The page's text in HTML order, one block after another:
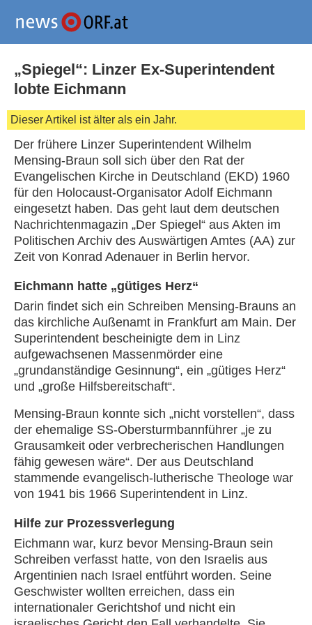
„Spiegel“: Linzer Ex-Superintendent
lobte Eichmann
Dieser Artikel ist älter als ein Jahr.
Der frühere Linzer Superintendent Wilhelm
Mensing-Braun soll sich über den Rat der
Evangelischen Kirche in Deutschland (EKD) 1960
für den Holocaust-Organisator Adolf Eichmann
eingesetzt haben. Das geht laut dem deutschen
Nachrichtenmagazin „Der Spiegel“ aus Akten im
Politischen Archiv des Auswärtigen Amtes (AA) zur
Zeit von Konrad Adenauer in Berlin hervor.
Eichmann hatte „gütiges Herz“
Darin findet sich ein Schreiben Mensing-Brauns an
das kirchliche Außenamt in Frankfurt am Main. Der
Superintendent bescheinigte dem in Linz
aufgewachsenen Massenmörder eine
„grundanständige Gesinnung“, ein „gütiges Herz“
und „große Hilfsbereitschaft“.
Mensing-Braun konnte sich „nicht vorstellen“, dass
der ehemalige SS-Obersturmbannführer „je zu
Grausamkeit oder verbrecherischen Handlungen
fähig gewesen wäre“. Der aus Deutschland
stammende evangelisch-lutherische Theologe war
von 1941 bis 1966 Superintendent in Linz.
Hilfe zur Prozessverlegung
Eichmann war, kurz bevor Mensing-Braun sein
Schreiben verfasst hatte, von den Israelis aus
Argentinien nach Israel entführt worden. Seine
Geschwister wollten erreichen, dass ein
internationaler Gerichtshof und nicht ein